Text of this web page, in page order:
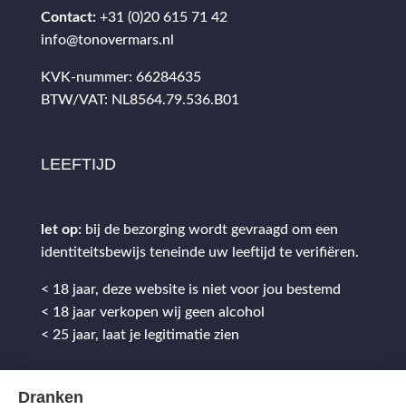
Contact: +31 (0)20 615 71 42
info@tonovermars.nl
KVK-nummer: 66284635
BTW/VAT: NL8564.79.536.B01
LEEFTIJD
let op: bij de bezorging wordt gevraagd om een
identiteitsbewijs teneinde uw leeftijd te verifiëren.
< 18 jaar, deze website is niet voor jou bestemd
< 18 jaar verkopen wij geen alcohol
< 25 jaar, laat je legitimatie zien
Dranken